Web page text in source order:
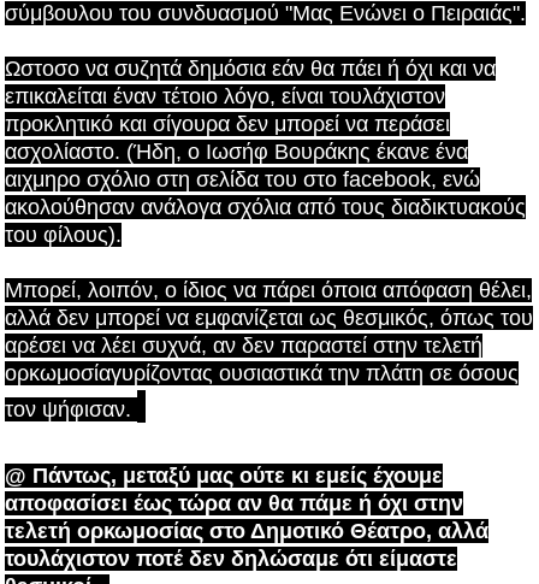
σύμβουλου του συνδυασμού "Μας Ενώνει ο Πειραιάς".
Ωστοσο να συζητά δημόσια εάν θα πάει ή όχι και να
επικαλείται έναν τέτοιο λόγο, είναι τουλάχιστον
προκλητικό και σίγουρα δεν μπορεί να περάσει
ασχολίαστο. (Ήδη, ο Ιωσήφ Βουράκης έκανε ένα
αιχμηρο σχόλιο στη σελίδα του στο facebook, ενώ
ακολούθησαν ανάλογα σχόλια από τους διαδικτυακούς
του φίλους).
Μπορεί, λοιπόν, ο ίδιος να πάρει όποια απόφαση θέλει,
αλλά δεν μπορεί να εμφανίζεται ως θεσμικός, όπως του
αρέσει να λέει συχνά, αν δεν παραστεί στην τελετή
ορκωμοσίαγυρίζοντας ουσιαστικά την πλάτη σε όσους
τον ψήφισαν.
@ Πάντως, μεταξύ μας ούτε κι εμείς έχουμε
αποφασίσει έως τώρα αν θα πάμε ή όχι στην
τελετή ορκωμοσίας στο Δημοτικό Θέατρο, αλλά
τουλάχιστον ποτέ δεν δηλώσαμε ότι είμαστε